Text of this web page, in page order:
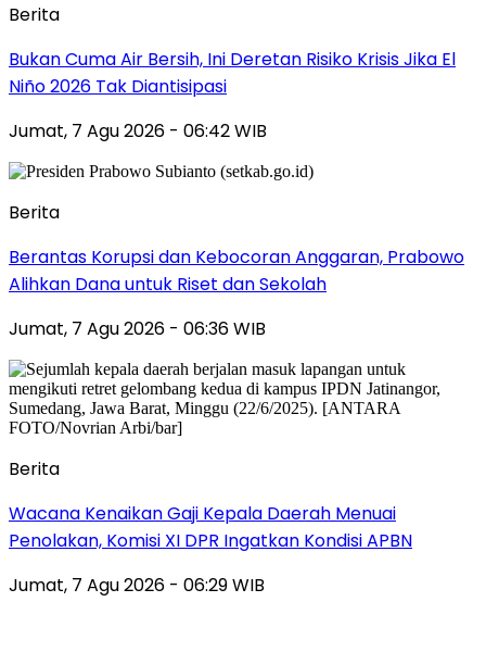
Berita
Bukan Cuma Air Bersih, Ini Deretan Risiko Krisis Jika El
Niño 2026 Tak Diantisipasi
Jumat, 7 Agu 2026 - 06:42 WIB
Berita
Berantas Korupsi dan Kebocoran Anggaran, Prabowo
Alihkan Dana untuk Riset dan Sekolah
Jumat, 7 Agu 2026 - 06:36 WIB
Berita
Wacana Kenaikan Gaji Kepala Daerah Menuai
Penolakan, Komisi XI DPR Ingatkan Kondisi APBN
Jumat, 7 Agu 2026 - 06:29 WIB